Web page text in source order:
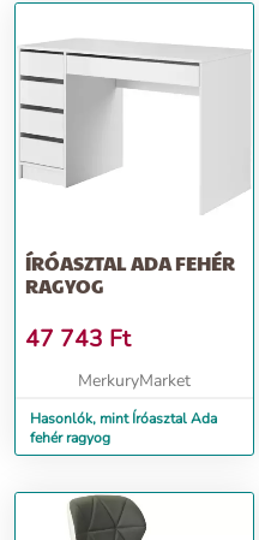
ÍRÓASZTAL ADA FEHÉR
RAGYOG
47 743 Ft
MerkuryMarket
Hasonlók, mint Íróasztal Ada
fehér ragyog